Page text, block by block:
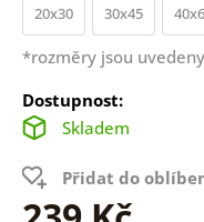
20x30 30x45
*rozměry jsou
Dostupnost:
Skladem
Přidat do